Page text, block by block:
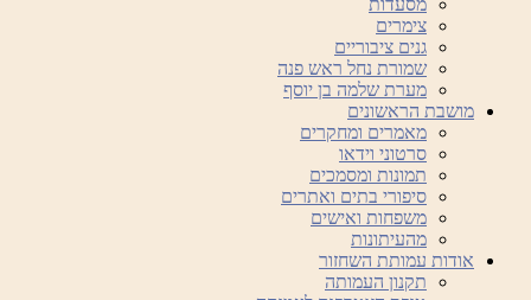
צימרים
גנים ציבוריים
שמורת נחל ראש פנה
מערת שלמה בן יוסף
מושבת הראשונים
מאמרים ומחקרים
סרטוני וידאו
תמונות ומסמכים
סיפורי בתים ואתרים
משפחות ואישים
מהעיתונות
אודות עמותת השחזור
תקנון העמותה